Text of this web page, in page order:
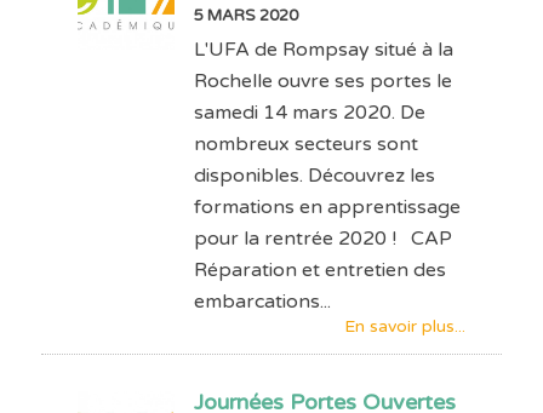
5 MARS 2020
L'UFA de Rompsay situé à la
Rochelle ouvre ses portes le
samedi 14 mars 2020. De
nombreux secteurs sont
disponibles. Découvrez les
formations en apprentissage
pour la rentrée 2020 ! CAP
Réparation et entretien des
embarcations...
En savoir plus...
Journées Portes Ouvertes